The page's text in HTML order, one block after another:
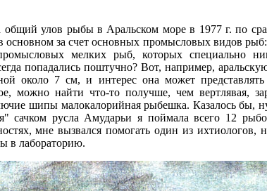
общий улов рыбы в Аральском море в 1977 г. по
за счет основных промысловых видов
мелких рыб, которых специально
попадались поштучно? Вот, например,
около 7 см, и интерес она может
можно найти что-то получше, чем вертлявая,
шипы малокалорийная рыбешка. Казалось бы,
сачком русла Амударьи я поймала всего 12
мне вызвался помогать один из
в лабораторию.